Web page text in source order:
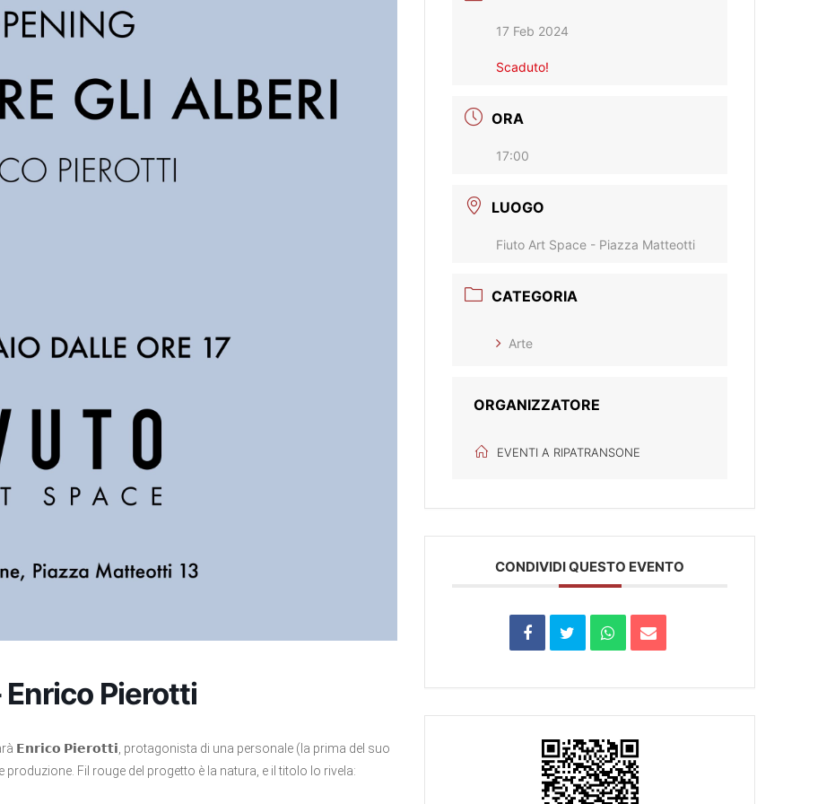
Enrico Pierotti
𝗘𝗻𝗿𝗶𝗰𝗼 𝗣𝗶𝗲𝗿𝗼𝘁𝘁𝗶, protagonista di una personale (la prima del suo
Fil rouge del progetto è la natura, e il titolo lo rivela:
17 Feb 2024
Scaduto!
ORA
17:00
LUOGO
Fiuto Art Space - Piazza Matteotti
CATEGORIA
Arte
ORGANIZZATORE
EVENTI A RIPATRANSONE
CONDIVIDI QUESTO EVENTO